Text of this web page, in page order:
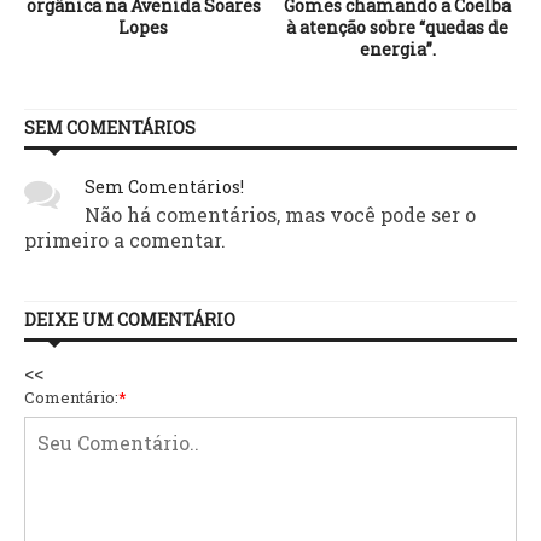
orgânica na Avenida Soares
Lopes
Gomes chamando a Coelba
à atenção sobre “quedas de
energia”.
SEM COMENTÁRIOS
Sem Comentários!
Não há comentários, mas você pode ser o
primeiro a comentar.
DEIXE UM COMENTÁRIO
<<
Comentário:*